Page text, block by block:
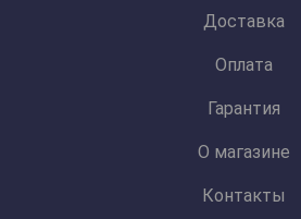
Доставка
Оплата
Гарантия
О магазине
Контакты